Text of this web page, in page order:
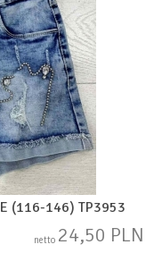
(116-146) TP3953
netto 24,50 PLN